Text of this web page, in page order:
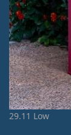
29.11 Low